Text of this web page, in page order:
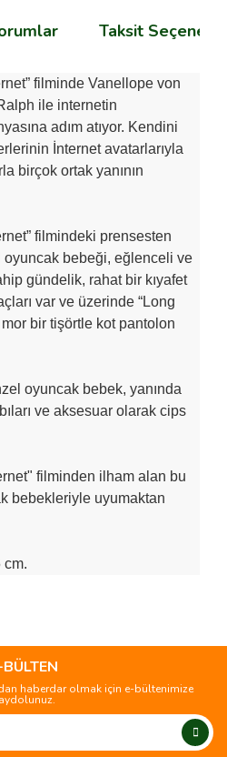
Taksit
filminde Vanellope von
ile internetin
adım atıyor. Kendini
İnternet avatarlarıyla
birçok ortak yanının
filmindeki prensesten
bebeği, eğlenceli ve
gündelik, rahat bir kıyafet
var ve üzerinde “Long
mor bir tişörtle kot pantolon
oyuncak bebek, yanında
ve aksesuar olarak cips
filminden ilham alan bu
bebekleriyle uyumaktan
cm.
Yaz
ederiz.
bilgiler bulunuyor.
BÜLTEN
haberdar olmak için e-bültenimize